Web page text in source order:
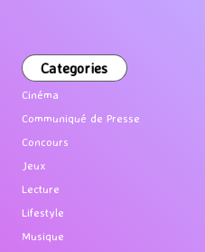
Categories
Cinéma
Communiqué de Presse
Concours
Jeux
Lecture
Lifestyle
Musique